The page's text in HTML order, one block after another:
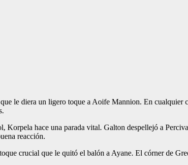
le diera un ligero toque a Aoife Mannion. En
hace una parada vital. Galton despellejó a
reacción.
crucial que le quitó el balón a Ayane. El córner de